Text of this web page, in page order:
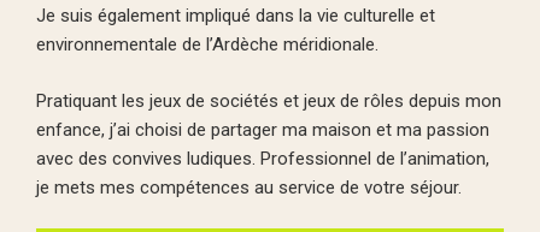
Je suis également impliqué dans la vie culturelle et
environnementale de l’Ardèche méridionale.
Pratiquant les jeux de sociétés et jeux de rôles depuis mon
enfance, j’ai choisi de partager ma maison et ma passion
avec des convives ludiques. Professionnel de l’animation,
je mets mes compétences au service de votre séjour.